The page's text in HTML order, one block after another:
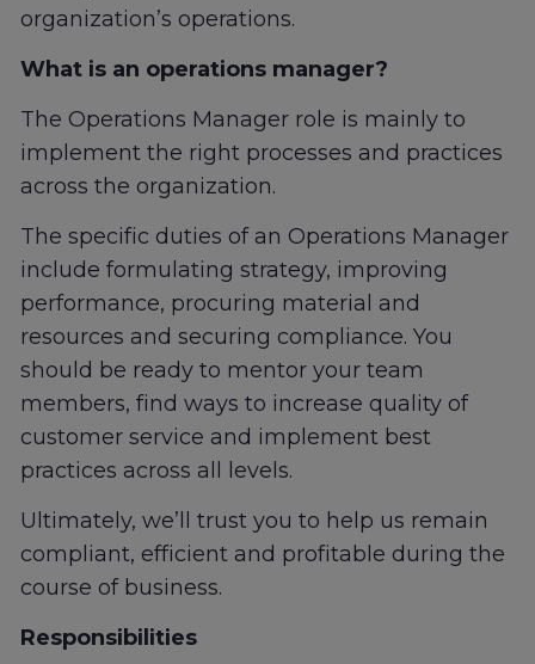
organization’s operations.
What is an operations manager?
The Operations Manager role is mainly to
implement the right processes and practices
across the organization.
The specific duties of an Operations Manager
include formulating strategy, improving
performance, procuring material and
resources and securing compliance. You
should be ready to mentor your team
members, find ways to increase quality of
customer service and implement best
practices across all levels.
Ultimately, we’ll trust you to help us remain
compliant, efficient and profitable during the
course of business.
Responsibilities